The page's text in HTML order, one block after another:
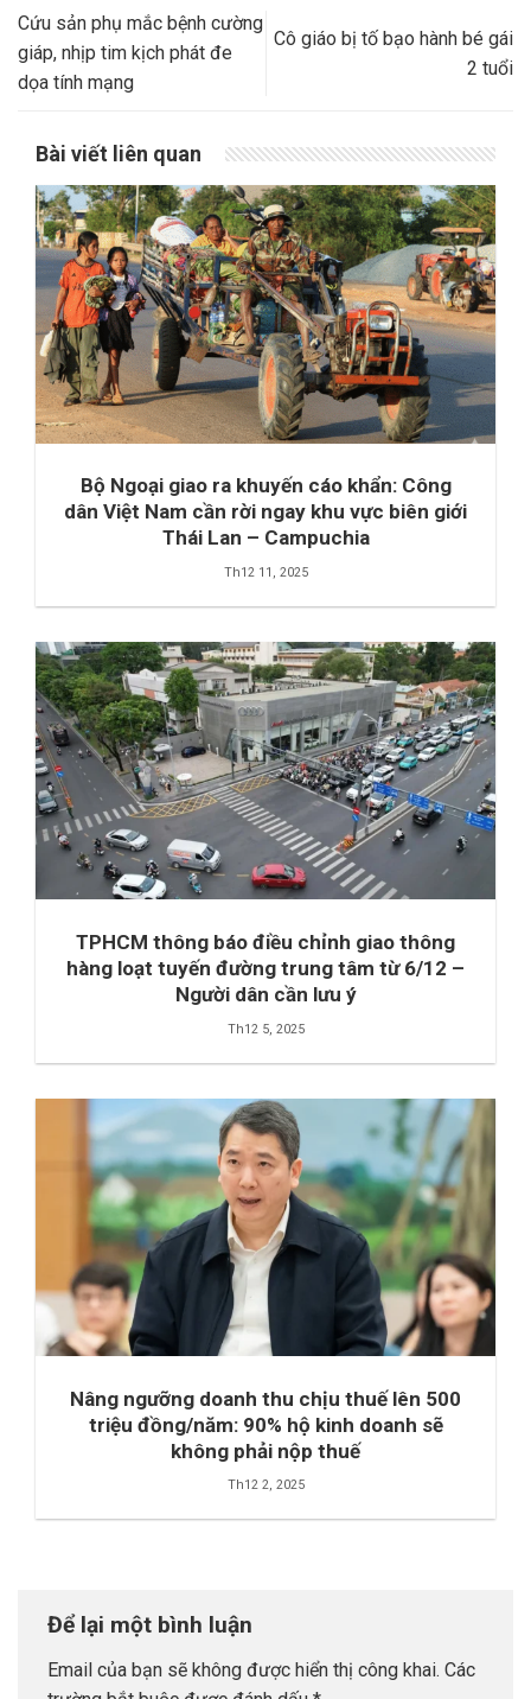
Cứu sản phụ mắc bệnh cường
giáp, nhịp tim kịch phát đe
dọa tính mạng
Cô giáo bị tố bạo hành bé gái
2 tuổi
Bài viết liên quan
Bộ Ngoại giao ra khuyến cáo khẩn: Công
dân Việt Nam cần rời ngay khu vực biên giới
Thái Lan – Campuchia
Th12 11, 2025
TPHCM thông báo điều chỉnh giao thông
hàng loạt tuyến đường trung tâm từ 6/12 –
Người dân cần lưu ý
Th12 5, 2025
Nâng ngưỡng doanh thu chịu thuế lên 500
triệu đồng/năm: 90% hộ kinh doanh sẽ
không phải nộp thuế
Th12 2, 2025
Để lại một bình luận
Email của bạn sẽ không được hiển thị công khai. Các